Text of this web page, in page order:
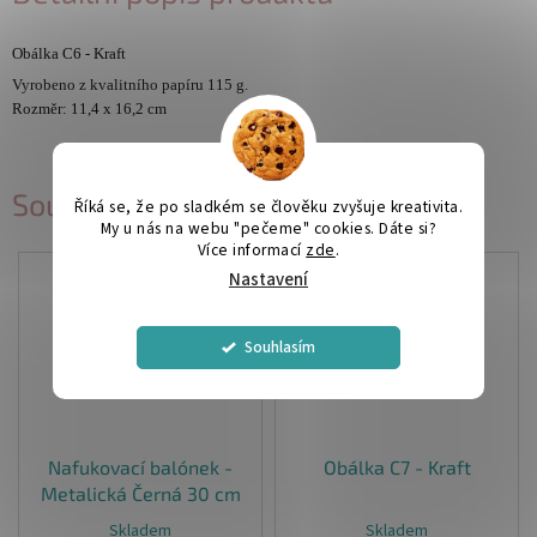
Říká se, že po sladkém se člověku zvyšuje kreativita.
My u nás na webu "pečeme" cookies. Dáte si?
Více informací zde.
Nastavení
Souhlasím
Související produkty
Nafukovací balónek -
Metalická Černá 30 cm
Skladem
Obálka C7 - Kraft
Skladem
Obálka C6 - Kraft
Vyrobeno z kvalitního papíru 115 g.
Rozměr: 11,4 x 16,2 cm